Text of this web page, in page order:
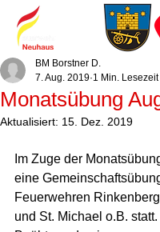
Monatsübung
BM Borstner D.
7. Aug. 2019 1 Min. Lesezeit
Aktualisiert: 15. Dez. 2019
Im Zuge der
eine
Feuerwehren
und St. Michael o.B. statt.